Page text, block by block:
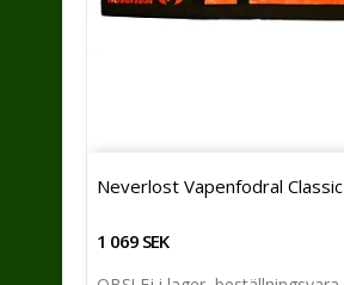
Neverlost Vapenfodral Classic
1 069 SEK